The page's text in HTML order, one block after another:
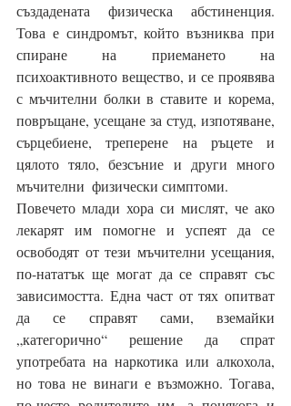
създадената физическа абстиненция.
Това е синдромът, който възниква при
спиране на приемането на
психоактивното вещество, и се проявява
с мъчителни болки в ставите и корема,
повръщане, усещане за студ, изпотяване,
сърцебиене, треперене на ръцете и
цялото тяло, безсъние и други много
мъчителни  физически симптоми.
Повечето млади хора си мислят, че ако
лекарят им помогне и успеят да се
освободят от тези мъчителни усещания,
по-нататък ще могат да се справят със
зависимостта. Една част от тях опитват
да се справят сами, вземайки
„категорично“ решение да спрат
употребата на наркотика или алкохола,
но това не винаги е възможно. Тогава,